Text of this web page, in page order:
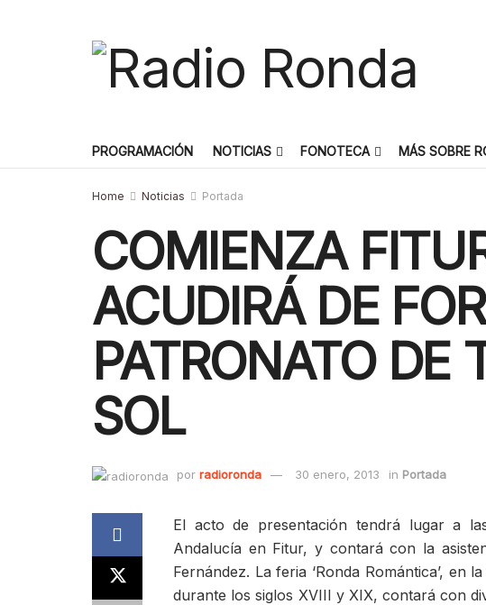
PROGRAMACIÓN NOTICIAS FONOTECA MÁS SOBRE
Home Noticias Portada
COMIENZA
ACUDIRÁ DE
PATRONATO DE
SOL
por radioronda 30 enero, 2013 in Portada
El acto de presentación tendrá lugar a
Andalucía en Fitur, y contará con la
Fernández. La feria ‘Ronda Romántica’, en
durante los siglos XVIII y XIX, contará con